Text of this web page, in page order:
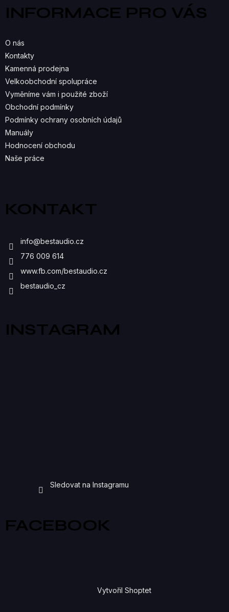
INFORMACE PRO VÁS
O nás
Kontakty
Kamenná prodejna
Velkoobchodní spolupráce
Vyměníme vám i použité zboží
Obchodní podmínky
Podmínky ochrany osobních údajů
Manuály
Hodnocení obchodu
Naše práce
KONTAKT
info@bestaudio.cz
776 009 614
www.fb.com/bestaudio.cz
bestaudio_cz
INSTAGRAM
Sledovat na Instagramu
FACEBOOK
Vytvořil Shoptet